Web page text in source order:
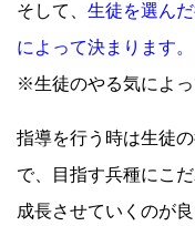
そして、 生徒を選ん
によって決まります。
※生徒のやる気によ
指導を行う時は生徒
で、目指す兵種にこ
成長させていくのが良